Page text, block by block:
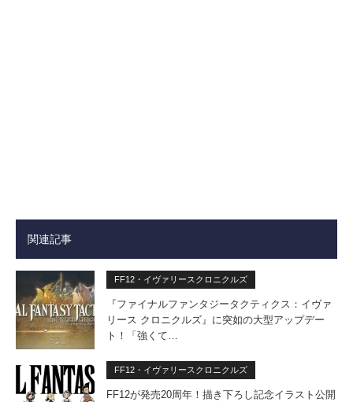
関連記事
FF12・イヴァリースクロニクルズ
『ファイナルファンタジータクティクス：イヴァ
リース クロニクルズ』に突如の大型アップデー
ト！「強くて…
FF12・イヴァリースクロニクルズ
FF12が発売20周年！描き下ろし記念イラスト公開